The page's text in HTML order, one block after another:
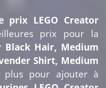
prix LEGO Creator
prix pour la
Black Hair, Medium
Shirt, Medium
plus pour ajouter à